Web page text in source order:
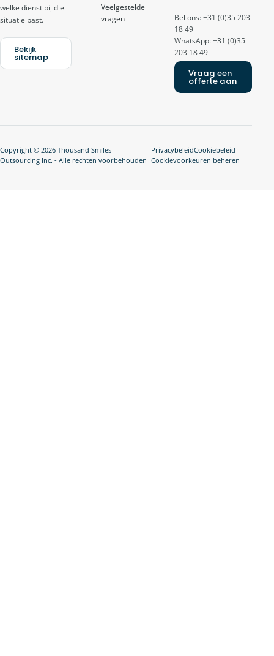
welke dienst bij die
situatie past.
Bekijk
sitemap
Veelgestelde
vragen
Bel ons: +31 (0)35 203
18 49
WhatsApp: +31 (0)35
203 18 49
Vraag een
offerte aan
Copyright © 2026 Thousand Smiles
Outsourcing Inc. - Alle rechten voorbehouden
PrivacybeleidCookiebeleid
Cookievoorkeuren beheren